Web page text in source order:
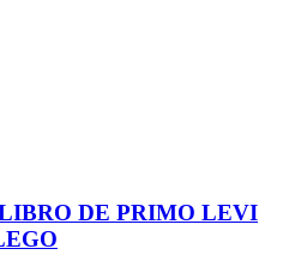
DE PRIMO LEVI